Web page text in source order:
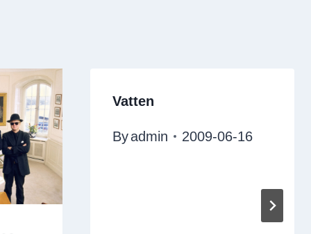
Vatten
Byadmin 2009-06-16